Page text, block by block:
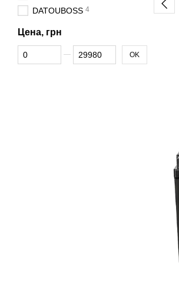
DATOUBOSS 4
Цена, грн
От Цена, грн
До Цена, грн OK